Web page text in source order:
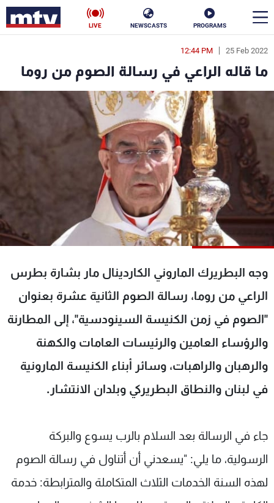
PROGRAMS
NEWSCASTS
LIVE
25 Feb 2022
12:44 PM
ما قاله الراعي في رسالة الصوم من روما
وجه البطريرك الماروني الكاردينال مار بشارة بطرس
الراعي من روما، رسالة الصوم الثانية عشرة بعنوان
"الصوم في زمن الكنيسة السينودسية"، إلى المطارنة
والرؤساء العامين والرئيسات العامات والكهنة
والرهبان والراهبات، وسائر أبناء الكنيسة المارونية
في لبنان والنطاق البطريركي وبلدان الانتشار.
جاء في الرسالة بعد السلام بالرب يسوع والبركة
الرسولية، ما يلي: "يسعدني أن أتناول في رسالة الصوم
لهذه السنة الخدمات الثلاث المتكاملة والمترابطة: خدمة
en
الأخبار
سياسة ناس
إقتصاد فن
منوعات رياضة
كأس العالم
جدول البرامج
شاهد البرامج
الترددات
عن MTV
لاعلاناتكم
وظائف
تواصل معنا
شروط الإسـتخدام
سياسة الخصوصية